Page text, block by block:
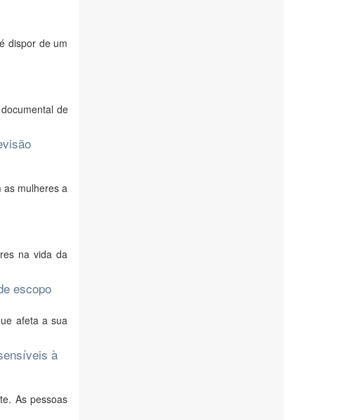
dispor de um
de
as mulheres a
na vida da
escopo
afeta a sua
à
As pessoas